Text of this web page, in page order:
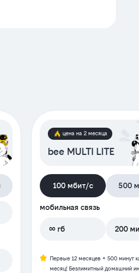
цена на 2 месяца
bee MULTI LITE
100 мбит/с 500
мобильная связь
∞ гб 200
Первые 12 месяцев + 500 минут
месяц! Безлимитный домашний